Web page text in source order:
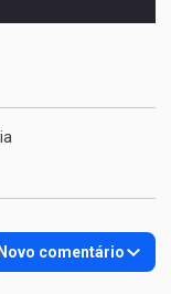
Novo comentário